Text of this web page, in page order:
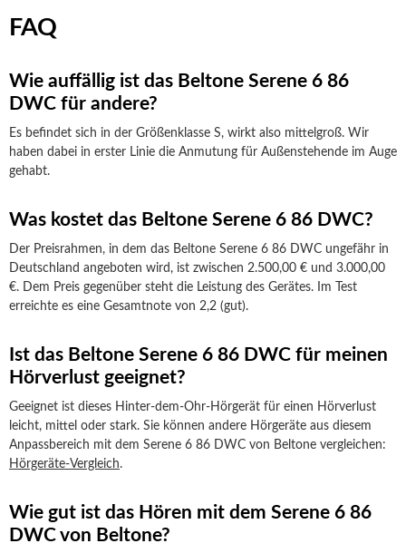
FAQ
Wie auffällig ist das Beltone Serene 6 86
DWC für andere?
Es befindet sich in der Größenklasse S, wirkt also mittelgroß. Wir
haben dabei in erster Linie die Anmutung für Außenstehende im Auge
gehabt.
Was kostet das Beltone Serene 6 86 DWC?
Der Preisrahmen, in dem das Beltone Serene 6 86 DWC ungefähr in
Deutschland angeboten wird, ist zwischen 2.500,00 € und 3.000,00
€. Dem Preis gegenüber steht die Leistung des Gerätes. Im Test
erreichte es eine Gesamtnote von 2,2 (gut).
Ist das Beltone Serene 6 86 DWC für meinen
Hörverlust geeignet?
Geeignet ist dieses Hinter-dem-Ohr-Hörgerät für einen Hörverlust
leicht, mittel oder stark. Sie können andere Hörgeräte aus diesem
Anpassbereich mit dem Serene 6 86 DWC von Beltone vergleichen:
Hörgeräte-Vergleich.
Wie gut ist das Hören mit dem Serene 6 86
DWC von Beltone?